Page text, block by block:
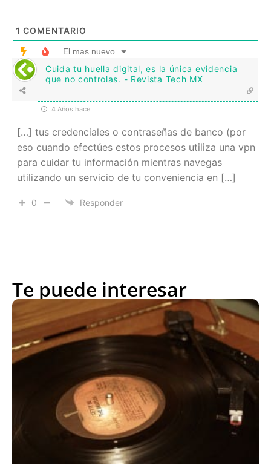
1 COMENTARIO
El mas nuevo
Cuida tu huella digital, es la única evidencia
que no controlas. - Revista Tech MX
4 Años hace
[…] tus credenciales o contraseñas de banco (por
eso cuando efectúes estos procesos utiliza una vpn
para cuidar tu información mientras navegas
utilizando un servicio de tu conveniencia en […]
0 Responder
Te puede interesar